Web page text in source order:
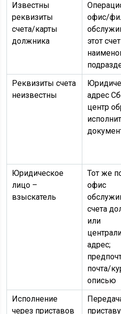
Известны
реквизиты
счета/карты
должника
офис/
этот
Реквизиты счета
неизвестны
адрес
центр
Юридическое
лицо –
взыскатель
Тот же
офис
счета
или
адрес;
почта/
описью
Исполнение
через приставов